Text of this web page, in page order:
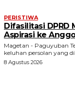
PERISTIWA
Difasilitasi DPRD
Aspirasi ke
Magetan - Paguyuban
keluhan persolan yang
8 Agustus 2026